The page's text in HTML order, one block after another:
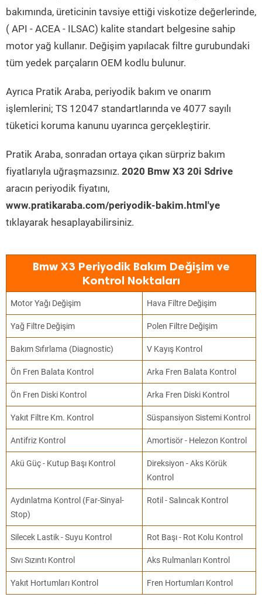
bakımında, üreticinin tavsiye ettiği viskotize değerlerinde,
( API - ACEA - ILSAC) kalite standart belgesine sahip
motor yağ kullanır. Değişim yapılacak filtre gurubundaki
tüm yedek parçaların OEM kodlu bulunur.
Ayrıca Pratik Araba, periyodik bakım ve onarım
işlemlerini; TS 12047 standartlarında ve 4077 sayılı
tüketici koruma kanunu uyarınca gerçekleştirir.
Pratik Araba, sonradan ortaya çıkan sürpriz bakım
fiyatlarıyla uğraşmazsınız. 2020 Bmw X3 20i Sdrive
aracın periyodik fiyatını,
www.pratikaraba.com/periyodik-bakim.html'ye
tıklayarak hesaplayabilirsiniz.
Bmw X3 Periyodik Bakım Değişim ve
Kontrol Noktaları
Motor Yağı Değişim Hava Filtre Değişim
Yağ Filtre Değişim Polen Filtre Değişim
Bakım Sıfırlama (Diagnostic) V Kayış Kontrol
Ön Fren Balata Kontrol Arka Fren Balata Kontrol
Ön Fren Diski Kontrol Arka Fren Diski Kontrol
Yakıt Filtre Km. Kontrol Süspansiyon Sistemi Kontrol
Antifriz Kontrol Amortisör - Helezon Kontrol
Akü Güç - Kutup Başı Kontrol
Direksiyon - Aks Körük
Kontrol
Aydınlatma Kontrol (Far-Sinyal-
Stop)
Rotil - Salıncak Kontrol
Silecek Lastik - Suyu Kontrol Rot Başı - Rot Kolu Kontrol
Sıvı Sızıntı Kontrol Aks Rulmanları Kontrol
Yakıt Hortumları Kontrol Fren Hortumları Kontrol